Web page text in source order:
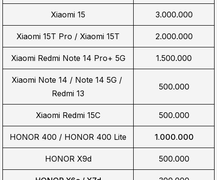
Xiaomi 15 3.000.000
Xiaomi 15T Pro / Xiaomi 15T 2.000.000
Xiaomi Redmi Note 14 Pro+ 5G 1.500.000
Xiaomi Note 14 / Note 14 5G /
Redmi 13
500.000
Xiaomi Redmi 15C 500.000
HONOR 400 / HONOR 400 Lite 1.000.000
HONOR X9d 500.000